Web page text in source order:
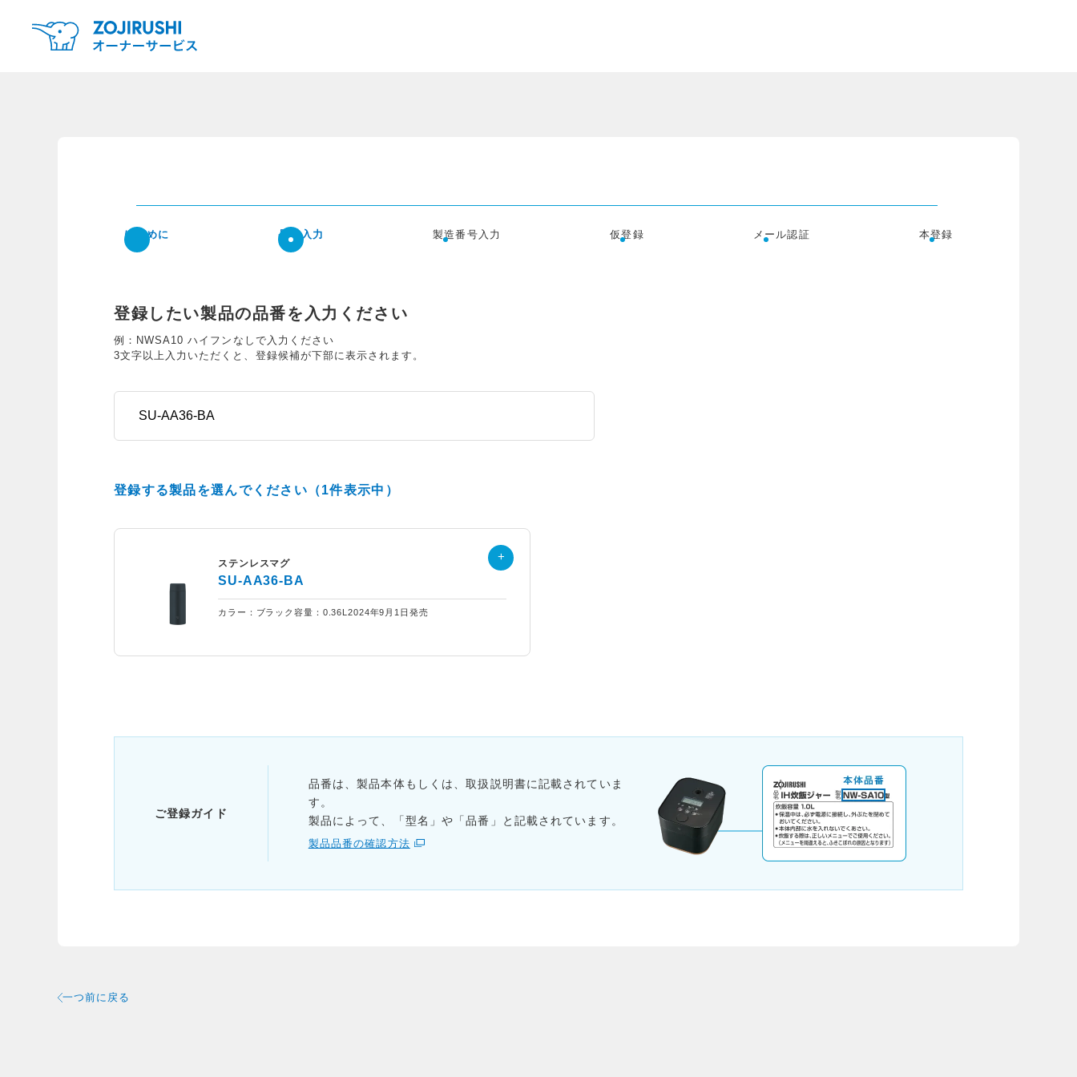
はじめに 品番入力 製造番号入力 仮登録 メール認証 本登録
登録したい製品の品番を入力ください
例：NWSA10 ハイフンなしで入力ください
3文字以上入力いただくと、登録候補が下部に表示されます。
登録する製品を選んでください（1件表示中）
ステンレスマグ
SU-AA36-BA
カラー：ブラック容量：0.36L2024年9月1日発売
ご登録ガイド
品番は、製品本体もしくは、取扱説明書に記載されていま
す。
製品によって、「型名」や「品番」と記載されています。
製品品番の確認方法
一つ前に戻る